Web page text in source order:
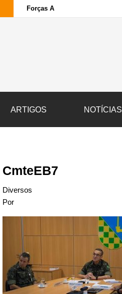
Forças Armadas e sociedade
ARTIGOS NOTÍCIAS
CmteEB7
Diversos
Por